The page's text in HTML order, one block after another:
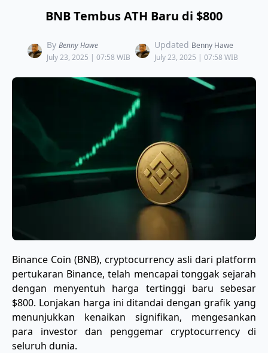
BNB Tembus ATH Baru di $800
By Benny Hawe
July 23, 2025 | 07:58 WIB
Updated Benny Hawe
July 23, 2025 | 07:58 WIB
Binance Coin (BNB), cryptocurrency asli dari platform
pertukaran Binance, telah mencapai tonggak sejarah
dengan menyentuh harga tertinggi baru sebesar
$800. Lonjakan harga ini ditandai dengan grafik yang
menunjukkan kenaikan signifikan, mengesankan
para investor dan penggemar cryptocurrency di
seluruh dunia.